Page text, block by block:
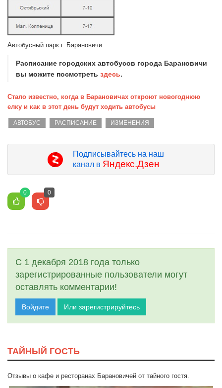
Автобусный парк г. Барановичи
Расписание городских автобусов города Барановичи
вы можите посмотреть здесь.
Стало известно, когда в Барановичах откроют новогоднюю
елку и как в этот день будут ходить автобусы
АВТОБУС РАСПИСАНИЕ ИЗМЕНЕНИЯ
Подписывайтесь на наш
канал в Яндекс.Дзен
0 0
С 1 декабря 2018 года только
зарегистрированные пользователи могут
оставлять комментарии!
Войдите Или зарегистрируйтесь
ТАЙНЫЙ ГОСТЬ
Отзывы о кафе и ресторанах Барановичей от тайного гостя.